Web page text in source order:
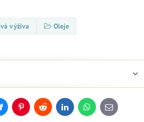
výživa
Oleje
PinterestReddit LinkedInWhatsApp
E-
mail